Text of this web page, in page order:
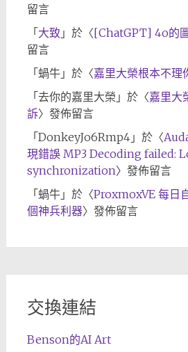
留言
「大致 」於〈[ChatGPT] 4o的
留言
「蝸牛」於〈嘉里大榮根本不理
「去你的嘉里大榮 」於〈嘉里大
訴〉發佈留言
「DonkeyJo6Rmp4」於〈
現錯誤 MP3 Decoding failed:
synchronization〉發佈留言
「蝸牛」於〈ProxmoxVE 每日
個神兵利器〉發佈留言
交換連結
Benson的AI Art